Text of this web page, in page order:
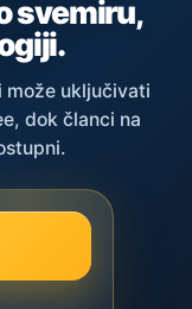
svemiru,
može uključivati
dok članci na